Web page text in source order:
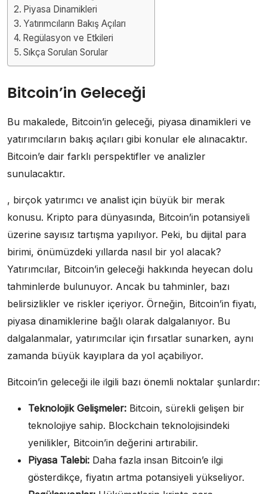
Piyasa Dinamikleri
Yatırımcıların Bakış Açıları
Regülasyon ve Etkileri
Sıkça Sorulan Sorular
Bitcoin’in Geleceği
Bu makalede, Bitcoin’in geleceği, piyasa dinamikleri ve
yatırımcıların bakış açıları gibi konular ele alınacaktır.
Bitcoin’e dair farklı perspektifler ve analizler
sunulacaktır.
, birçok yatırımcı ve analist için büyük bir merak
konusu. Kripto para dünyasında, Bitcoin’in potansiyeli
üzerine sayısız tartışma yapılıyor. Peki, bu dijital para
birimi, önümüzdeki yıllarda nasıl bir yol alacak?
Yatırımcılar, Bitcoin’in geleceği hakkında heyecan dolu
tahminlerde bulunuyor. Ancak bu tahminler, bazı
belirsizlikler ve riskler içeriyor. Örneğin, Bitcoin’in fiyatı,
piyasa dinamiklerine bağlı olarak dalgalanıyor. Bu
dalgalanmalar, yatırımcılar için fırsatlar sunarken, aynı
zamanda büyük kayıplara da yol açabiliyor.
Bitcoin’in geleceği ile ilgili bazı önemli noktalar şunlardır:
Teknolojik Gelişmeler: Bitcoin, sürekli gelişen bir
teknolojiye sahip. Blockchain teknolojisindeki
yenilikler, Bitcoin’in değerini artırabilir.
Piyasa Talebi: Daha fazla insan Bitcoin’e ilgi
gösterdikçe, fiyatın artma potansiyeli yükseliyor.